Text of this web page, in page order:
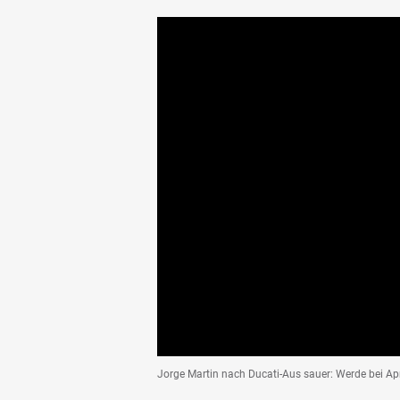
Jorge Martin nach Ducati-Aus sauer: Werde bei